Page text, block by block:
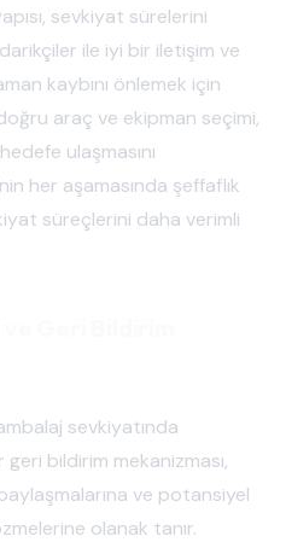
sevkiyat sürelerini
ile iyi bir iletişim ve
kaybını önlemek için
araç ve ekipman seçimi,
ulaşmasını
her aşamasında şeffaflık
süreçlerini daha verimli
sevkiyatında
geri bildirim mekanizması,
ve potansiyel
olanak tanır.